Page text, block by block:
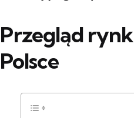
Przegląd
Polsce